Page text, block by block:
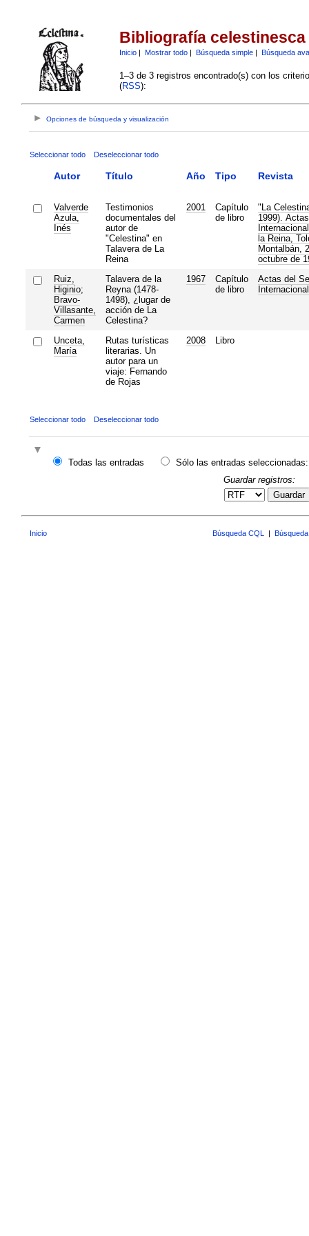
Bibliografía celestinesca
Inicio| Mostrar todo| Búsqueda simple| Búsqueda
1–3 de 3 registros encontrado(s) con los
(RSS):
Opciones de búsqueda y visualización
Seleccionar todo Deseleccionar todo
Autor Título Año Tipo Revista
Valverde
Azula,
Inés
Testimonios
documentales del
autor de
"Celestina" en
Talavera de La
Reina
2001
Capítulo
de libro
"La
1999).
la Reina,
Montalbán,
octubre de
Ruiz,
Higinio;
Bravo-
Villasante,
Carmen
Talavera de la
Reyna (1478-
1498), ¿lugar de
acción de La
Celestina?
1967
Capítulo
de libro
Actas del
Unceta,
María
Rutas turísticas
literarias. Un
autor para un
viaje: Fernando
de Rojas
2008 Libro
Seleccionar todo Deseleccionar todo
Todas las entradas
Sólo las entradas seleccionadas:
Guardar registros:
Guardar
Inicio Búsqueda CQL